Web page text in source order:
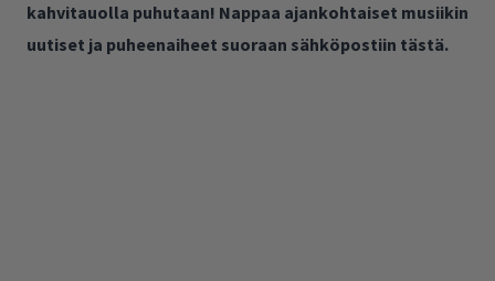
kahvitauolla puhutaan! Nappaa ajankohtaiset musiikin
uutiset ja puheenaiheet suoraan sähköpostiin tästä.